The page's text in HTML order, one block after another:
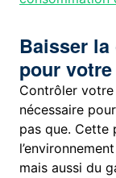
Baisser
pour
Contrôler votre
nécessaire
pas que. Cette
mais aussi du